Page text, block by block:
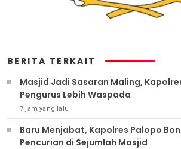
BERITA TERKAIT
Masjid Jadi Sasaran Maling,
Pengurus Lebih Waspada
7 jam yang lalu
Baru Menjabat, Kapolres Palopo
Pencurian di Sejumlah Masjid